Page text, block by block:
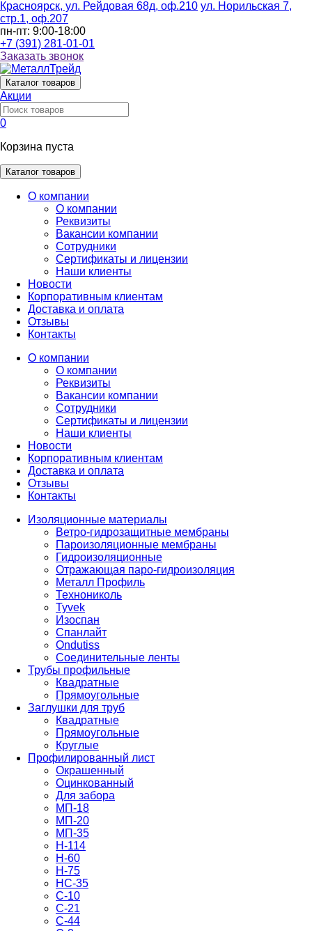
Красноярск, ул. Рейдовая 68д, оф.210 ул. Норильская 7,
стр.1, оф.207
пн-пт: 9:00-18:00
+7 (391) 281-01-01
Заказать звонок
Каталог товаров
Акции
0
Корзина пуста
Каталог товаров
О компании
О компании
Реквизиты
Вакансии компании
Сотрудники
Сертификаты и лицензии
Наши клиенты
Новости
Корпоративным клиентам
Доставка и оплата
Отзывы
Контакты
О компании
О компании
Реквизиты
Вакансии компании
Сотрудники
Сертификаты и лицензии
Наши клиенты
Новости
Корпоративным клиентам
Доставка и оплата
Отзывы
Контакты
Изоляционные материалы
Ветро-гидрозащитные мембраны
Пароизоляционные мембраны
Гидроизоляционные
Отражающая паро-гидроизоляция
Металл Профиль
Технониколь
Tyvek
Изоспан
Спанлайт
Ondutiss
Соединительные ленты
Трубы профильные
Квадратные
Прямоугольные
Заглушки для труб
Квадратные
Прямоугольные
Круглые
Профилированный лист
Окрашенный
Оцинкованный
Для забора
МП-18
МП-20
МП-35
Н-114
Н-60
Н-75
НС-35
С-10
С-21
С-44